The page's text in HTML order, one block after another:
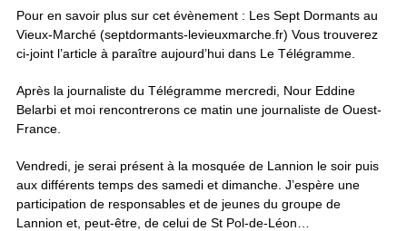
Pour en savoir plus sur cet évènement : Les Sept Dormants au
Vieux-Marché (septdormants-levieuxmarche.fr) Vous trouverez
ci-joint l’article à paraître aujourd’hui dans Le Télégramme.
Après la journaliste du Télégramme mercredi, Nour Eddine
Belarbi et moi rencontrerons ce matin une journaliste de Ouest-
France.
Vendredi, je serai présent à la mosquée de Lannion le soir puis
aux différents temps des samedi et dimanche. J’espère une
participation de responsables et de jeunes du groupe de
Lannion et, peut-être, de celui de St Pol-de-Léon…